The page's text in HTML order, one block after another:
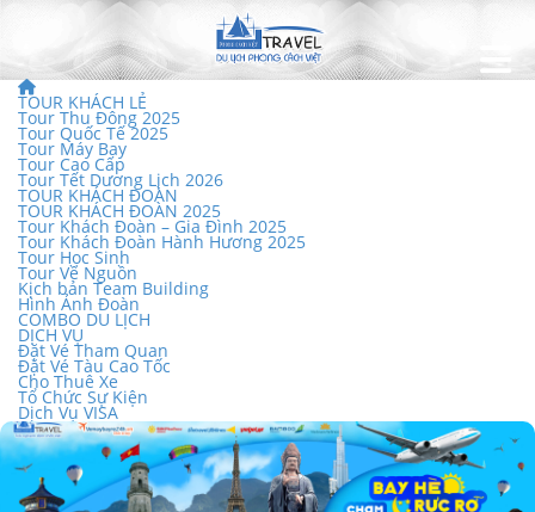
TOUR KHÁCH LẺ
Tour Thu Đông 2025
Tour Quốc Tế 2025
Tour Máy Bay
Tour Cao Cấp
Tour Tết Dương Lịch 2026
TOUR KHÁCH ĐOÀN
TOUR KHÁCH ĐOÀN 2025
Tour Khách Đoàn – Gia Đình 2025
Tour Khách Đoàn Hành Hương 2025
Tour Học Sinh
Tour Về Nguồn
Kịch bản Team Building
Hình Ảnh Đoàn
COMBO DU LỊCH
DỊCH VỤ
Đặt Vé Tham Quan
Đặt Vé Tàu Cao Tốc
Cho Thuê Xe
Tổ Chức Sự Kiện
Dịch Vụ VISA